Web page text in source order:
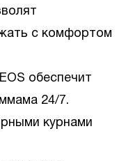
с комфортом
обеспечит
24/7.
курнами